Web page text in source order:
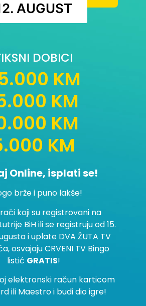
AUGUST
DOBICI
KM
KM
KM
KM
Online, isplati se!
brže i puno lakše!
koji su registrovani na
BiH ili se registruju od 15.
i uplate DVA ŽUTA TV
osvajaju CRVENI TV Bingo
listić GRATIS!
elektronski račun karticom
ili Maestro i budi dio igre!